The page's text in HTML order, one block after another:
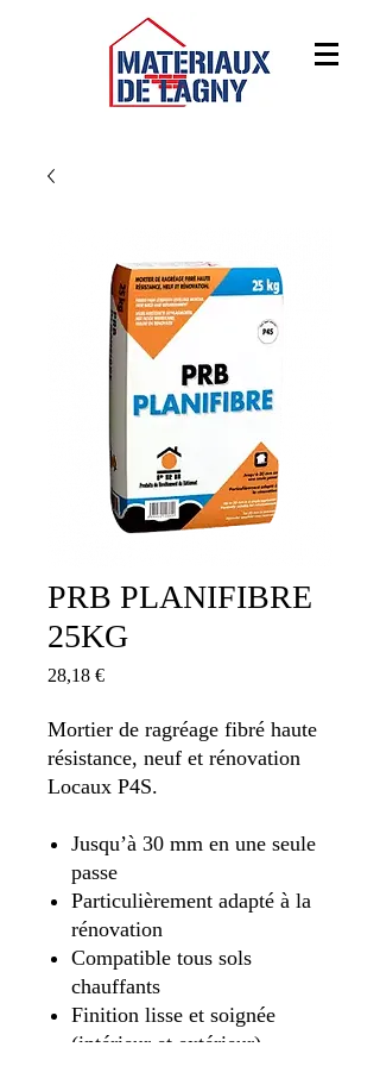
PRB PLANIFIBRE
25KG
28,18 €Prix
Mortier de ragréage fibré haute
résistance, neuf et rénovation
Locaux P4S.
Jusqu’à 30 mm en une seule
passe
Particulièrement adapté à la
rénovation
Compatible tous sols
chauffants
Finition lisse et soignée
(intérieur et extérieur)